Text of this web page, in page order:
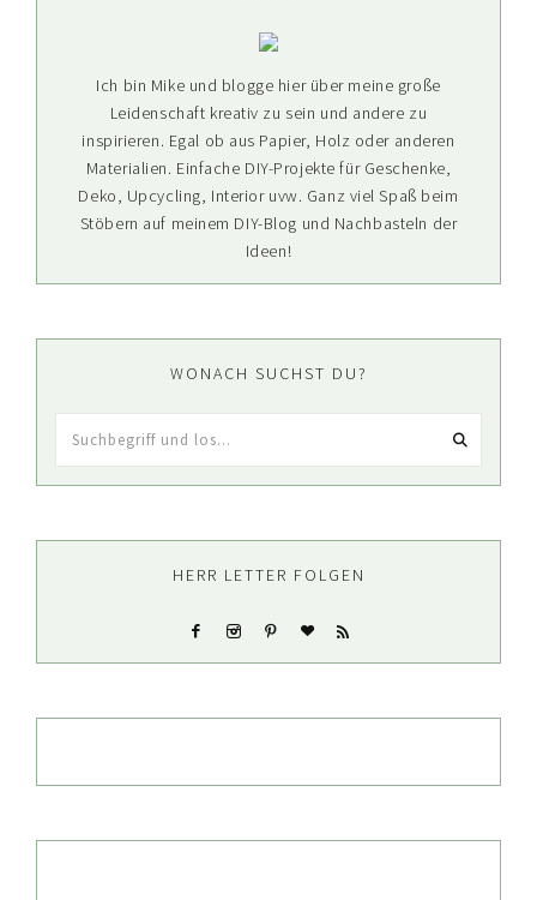
Ich bin Mike und blogge hier über meine große
Leidenschaft kreativ zu sein und andere zu
inspirieren. Egal ob aus Papier, Holz oder anderen
Materialien. Einfache DIY-Projekte für Geschenke,
Deko, Upcycling, Interior uvw. Ganz viel Spaß beim
Stöbern auf meinem DIY-Blog und Nachbasteln der
Ideen!
WONACH SUCHST DU?
los...
HERR LETTER FOLGEN